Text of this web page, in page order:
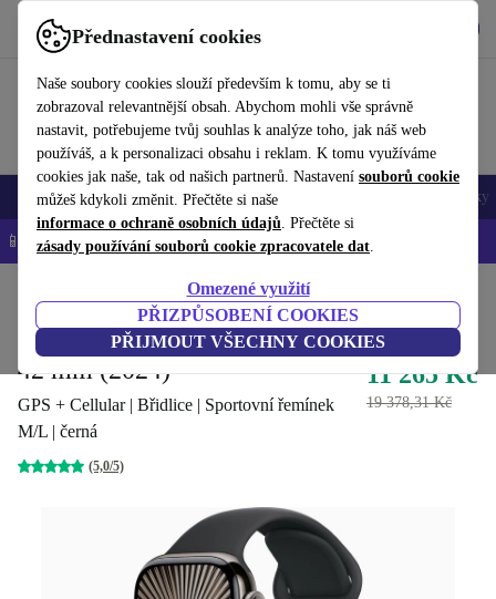
Přednastavení cookies
Naše soubory cookies slouží především k tomu, aby se ti
zobrazoval relevantnější obsah. Abychom mohli vše správně
nastavit, potřebujeme tvůj souhlas k analýze toho, jak náš web
používáš, a k personalizaci obsahu i reklam. K tomu využíváme
cookies jak naše, tak od našich partnerů. Nastavení souborů cookie
můžeš kdykoli změnit. Přečtěte si naše
informace o ochraně osobních údajů. Přečtěte si
zásady používání souborů cookie zpracovatele dat.
Omezené využití
PŘIZPŮSOBENÍ COOKIES
PŘIJMOUT VŠECHNY COOKIES
Používejte refurbed rychle a snadno
Mobily a smartphony Notebooky Tablety Doplňky
📱 -5 % NAVÍC na všechny iPhony – kód: IPHONEDEAL-
Chytré hodinky Hodinky Apple
Apple Watch Series 10 Titan
42 mm (2024)
GPS + Cellular | Břidlice | Sportovní řemínek
M/L | černá
(5,0/5)
11 265 Kč
19 378,31 Kč